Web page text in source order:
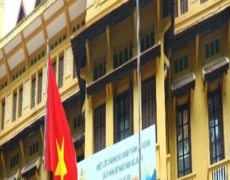
PHOTO
VIDÉO
À PROPOS DU "PEUPLE"
TIẾNG VIỆT
ENGLISH
中文
РУССКИЙ